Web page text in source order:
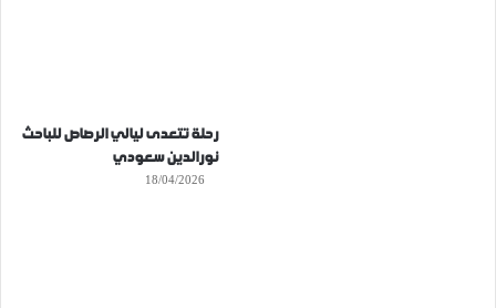
رحلة تتعدى ليالي الرصاص للباحث
نورالدين سعودي
18/04/2026